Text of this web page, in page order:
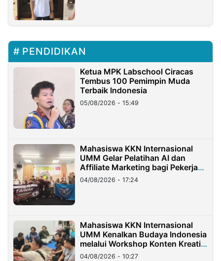
PENDIDIKAN
Ketua MPK Labschool Ciracas
Tembus 100 Pemimpin Muda
Terbaik Indonesia
05/08/2026 - 15:49
Mahasiswa KKN Internasional
UMM Gelar Pelatihan AI dan
Affiliate Marketing bagi Pekerja
Migran Indonesia di Taiwan
04/08/2026 - 17:24
Mahasiswa KKN Internasional
UMM Kenalkan Budaya Indonesia
melalui Workshop Konten Kreatif
di Taiwan
04/08/2026 - 10:27